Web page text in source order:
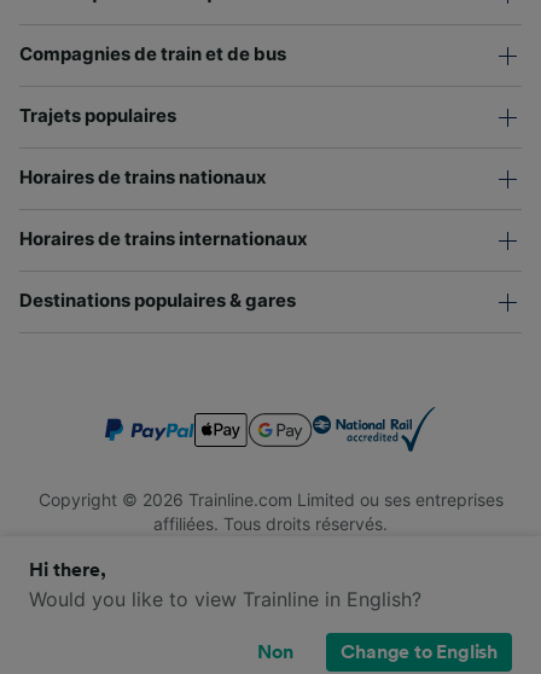
Compagnies de train et de bus
Trajets populaires
Horaires de trains nationaux
Horaires de trains internationaux
Destinations populaires & gares
Copyright © 2026 Trainline.com Limited ou ses entreprises
affiliées. Tous droits réservés.
de Galles. Numéro d'immatriculation : 3846791. Siège social : 1
Stonecutter St, London EC4A 4AH, Royaume-Uni. Numéro de
Hi there,
Would you like to view Trainline in English?
Non Change to English